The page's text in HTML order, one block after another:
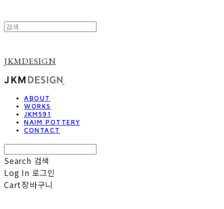
JKMDESIGN
ABOUT
WORKS
JKM591
NAIM POTTERY
CONTACT
Search 검색
Log In 로그인
Cart장바구니